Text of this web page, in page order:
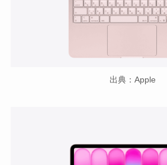
出典：Apple